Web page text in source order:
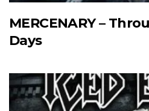
MERCENARY –
Days